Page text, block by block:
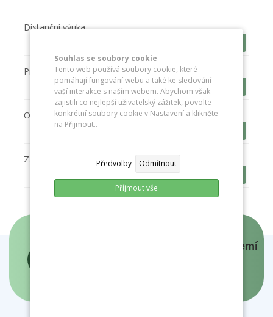
Souhlas se soubory cookie
Tento web používá soubory cookie, které
pomáhají fungování webu a také ke sledování
vaší interakce s naším webem. Abychom však
zajistili co nejlepší uživatelský zážitek, povolte
konkrétní soubory cookie v Nastavení a klikněte
na Přijmout..
Předvolby Odmítnout
Příjmout vše
Distanční výuka
Prohlášení o přístupnosti
Stáhnout
Ochrana osobních údajů
Zákon č. 106/1999 Sb.
Panovníci a prezidenti českých zemí